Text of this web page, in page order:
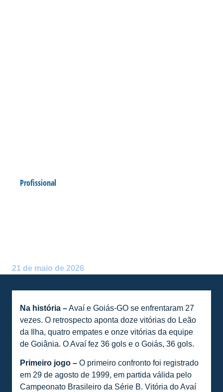
Profissional
21 de maio de 2026
Na história –Avaí e Goiás-GO se enfrentaram 27
vezes. O retrospecto aponta doze vitórias do Leão
da Ilha, quatro empates e onze vitórias da equipe
de Goiânia. O Avaí fez 36 gols e o Goiás, 36 gols.
Primeiro jogo – O primeiro confronto foi registrado
em 29 de agosto de 1999, em partida válida pelo
Campeonato Brasileiro da Série B. Vitória do Avaí